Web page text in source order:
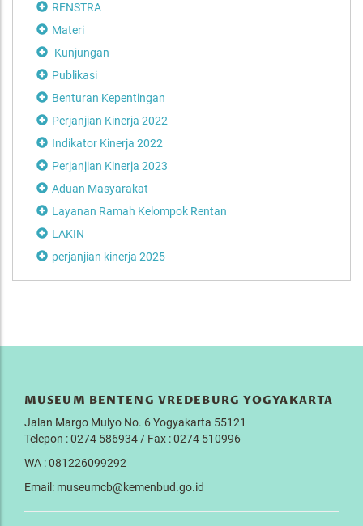
RENSTRA
Materi
Kunjungan
Publikasi
Benturan Kepentingan
Perjanjian Kinerja 2022
Indikator Kinerja 2022
Perjanjian Kinerja 2023
Aduan Masyarakat
Layanan Ramah Kelompok Rentan
LAKIN
perjanjian kinerja 2025
MUSEUM BENTENG VREDEBURG YOGYAKARTA
Jalan Margo Mulyo No. 6 Yogyakarta 55121
Telepon : 0274 586934 / Fax : 0274 510996
WA : 081226099292
Email: museumcb@kemenbud.go.id